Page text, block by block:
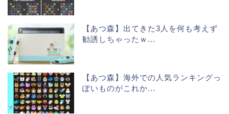
【あつ森】出てきた3人を何も考えず
勧誘しちゃったｗ...
【あつ森】海外での人気ランキングっ
ぽいものがこれか...